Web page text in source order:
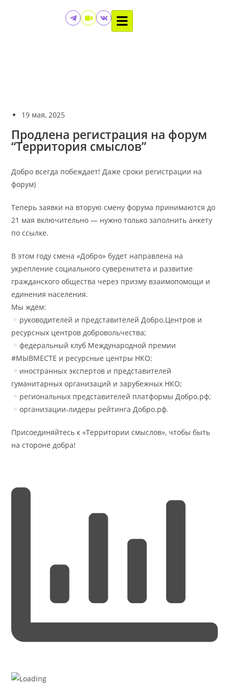
19 мая, 2025
Продлена регистрация на форум
“Территория смыслов”
Добро всегда побеждает! Даже сроки регистрации на
форум)
Теперь заявки на вторую смену форума принимаются до
21 мая включительно — нужно только заполнить анкету
по ссылке.
В этом году смена «Добро» будет направлена на
укрепление социального суверенитета и развитие
гражданского общества через призму взаимопомощи и
единения населения.
Мы ждём:
руководителей и представителей Добро.Центров и
ресурсных центров добровольчества;
федеральный клуб Международной премии
#МЫВМЕСТЕ и ресурсные центры НКО;
иностранных экспертов и представителей
гуманитарных организаций и зарубежных НКО;
региональных представителей платформы Добро.рф;
организации-лидеры рейтинга Добро.рф.
Присоединяйтесь к «Территории смыслов», чтобы быть
на стороне добра!